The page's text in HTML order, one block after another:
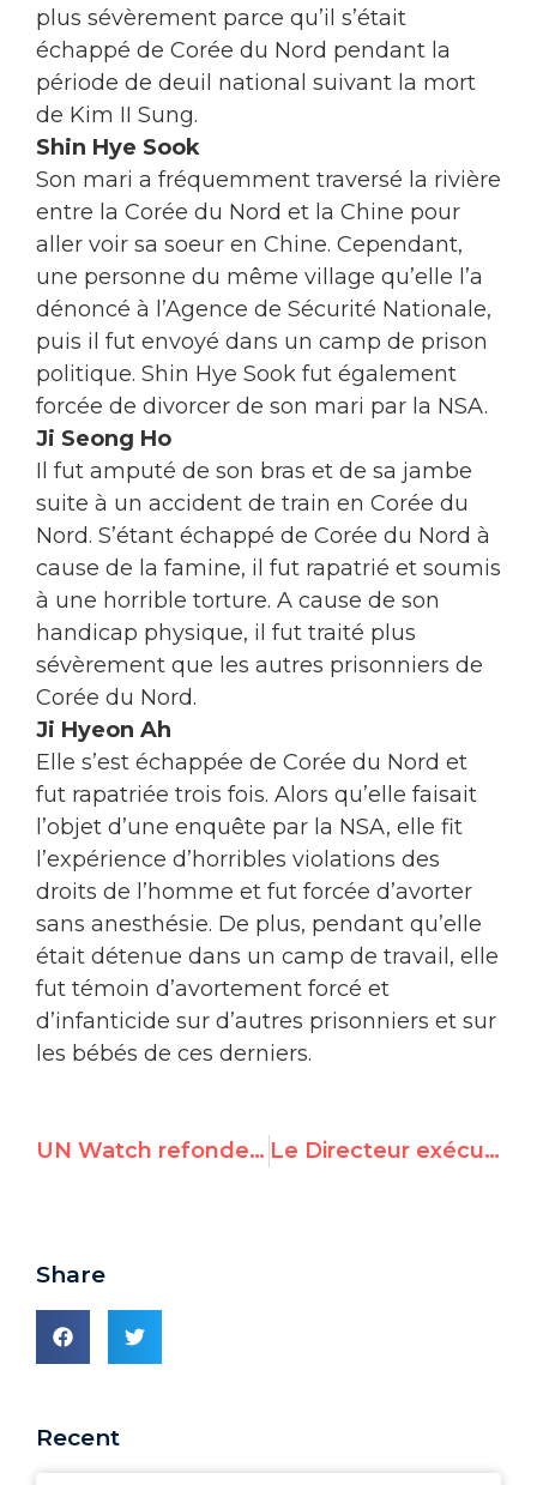
plus sévèrement parce qu’il s’était
échappé de Corée du Nord pendant la
période de deuil national suivant la mort
de Kim II Sung.
Shin Hye Sook
Son mari a fréquemment traversé la rivière
entre la Corée du Nord et la Chine pour
aller voir sa soeur en Chine. Cependant,
une personne du même village qu’elle l’a
dénoncé à l’Agence de Sécurité Nationale,
puis il fut envoyé dans un camp de prison
politique. Shin Hye Sook fut également
forcée de divorcer de son mari par la NSA.
Ji Seong Ho
Il fut amputé de son bras et de sa jambe
suite à un accident de train en Corée du
Nord. S’étant échappé de Corée du Nord à
cause de la famine, il fut rapatrié et soumis
à une horrible torture. A cause de son
handicap physique, il fut traité plus
sévèrement que les autres prisonniers de
Corée du Nord.
Ji Hyeon Ah
Elle s’est échappée de Corée du Nord et
fut rapatriée trois fois. Alors qu’elle faisait
l’objet d’une enquête par la NSA, elle fit
l’expérience d’horribles violations des
droits de l’homme et fut forcée d’avorter
sans anesthésie. De plus, pendant qu’elle
était détenue dans un camp de travail, elle
fut témoin d’avortement forcé et
d’infanticide sur d’autres prisonniers et sur
les bébés de ces derniers.
UN Watch refonde le Conseil des Droits de l'Homme de l'ONU Le Directeur exécutif de UN Watch fait un discours à la Chambre des lords britannique
Share
Recent